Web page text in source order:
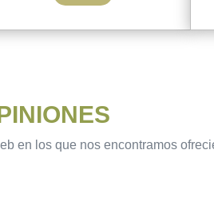
en los que nos encontramos